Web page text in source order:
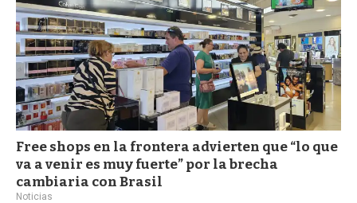
Free shops en la frontera advierten que “lo que
va a venir es muy fuerte” por la brecha
cambiaria con Brasil
Noticias